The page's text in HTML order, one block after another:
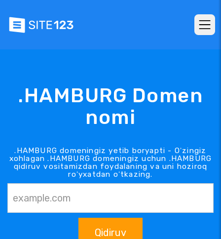
.HAMBURG Domen
nomi
.HAMBURG domeningiz yetib boryapti - Oʻzingiz
xohlagan .HAMBURG domeningiz uchun .HAMBURG
qidiruv vositamizdan foydalaning va uni hoziroq
roʻyxatdan oʻtkazing.
Qidiruv